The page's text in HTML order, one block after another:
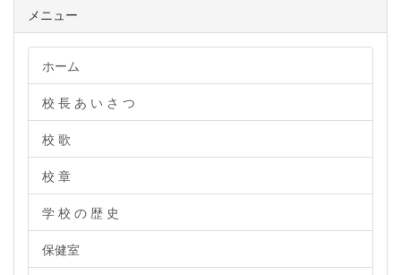
メニュー
ホーム
校 長 あ い さ つ
校 歌
校 章
学 校 の 歴 史
保健室